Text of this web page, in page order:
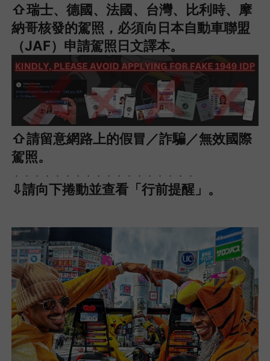
⇧瑞士、德國、法國、台灣、比利時、摩
納哥核發的駕照，必須向日本自動車聯盟
（JAF）申請駕照日文譯本。
⇧請留意網路上的假冒／詐騙／無效國際
駕照。
．．．．．．．．．．．．．．．．．．
⇩請向下捲動並查看「行前提醒」。